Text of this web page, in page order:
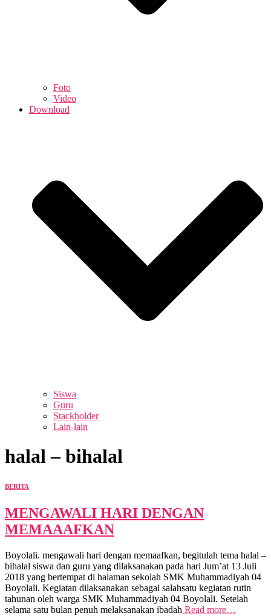
Foto
Video
Download
Siswa
Guru
Stackholder
Lain-lain
halal – bihalal
BERITA
MENGAWALI HARI DENGAN
MEMAAAFKAN
Boyolali. mengawali hari dengan memaafkan, begitulah tema halal –
bihalal siswa dan guru yang dilaksanakan pada hari Jum’at 13 Juli
2018 yang bertempat di halaman sekolah SMK Muhammadiyah 04
Boyolali. Kegiatan dilaksanakan sebagai salahsatu kegiatan rutin
tahunan oleh warga SMK Muhammadiyah 04 Boyolali. Setelah
selama satu bulan penuh melaksanakan ibadah Read more…